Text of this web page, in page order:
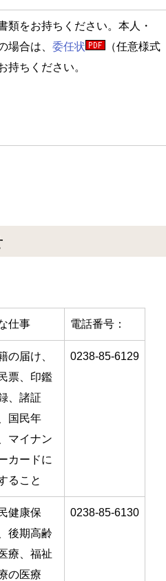
類をお持ちください。本人・
場合は、 委任状
（任意様式
持ちください。
仕事 電話番号：
の届け、
票、印鑑
、諸証
国民年
マイナン
カードに
ること
0238-85-6129
健康保
後期高齢
療、福祉
の医療
0238-85-6130